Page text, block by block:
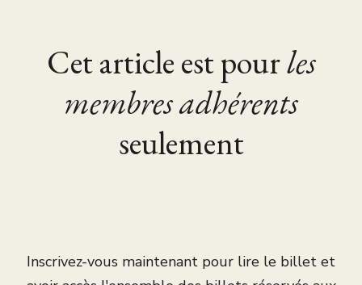
Cet article est pourles
membres adhérents
seulement
Inscrivez-vous maintenant pour lire le billet et